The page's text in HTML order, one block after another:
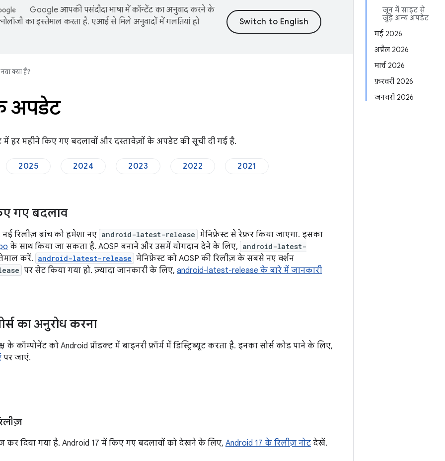
जून में साइट से
जुड़े अन्य अपडेट
मई 2026
अप्रैल 2026
मार्च 2026
फ़रवरी 2026
जनवरी 2026
Google आपकी पसंदीदा भाषा में कॉन्टेंट का अनुवाद करने के
का इस्तेमाल करता है. एआई से मिले अनुवादों में गलतियां हो
नया क्या है?
अपडेट
हर महीने किए गए बदलावों और दस्तावेज़ों के अपडेट की सूची दी गई है.
2025 2024 2023 2022 2021
गए बदलाव
नई रिलीज़ ब्रांच को हमेशा नए android-latest-release मेनिफ़ेस्ट से रेफ़र किया जाएगा. इसका
के साथ किया जा सकता है. AOSP बनाने और उसमें योगदान देने के लिए, android-latest-
करें. android-latest-release मेनिफ़ेस्ट को AOSP की रिलीज़ के सबसे नए वर्शन
पर सेट किया गया हो. ज़्यादा जानकारी के लिए, android-latest-release के बारे में जानकारी
का अनुरोध करना
के कॉम्पोनेंट को Android प्रॉडक्ट में बाइनरी फ़ॉर्म में डिस्ट्रिब्यूट करता है. इनका सोर्स कोड पाने के लिए,
पर जाएं.
कर दिया गया है. Android 17 में किए गए बदलावों को देखने के लिए, Android 17 के रिलीज़ नोट देखें.